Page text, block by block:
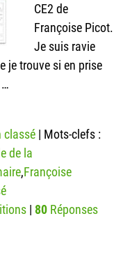
CE2 de
Françoise Picot.
Je suis ravie
je trouve si en prise
…
classé| Mots-clefs :
de la
,Françoise
| 80Réponses